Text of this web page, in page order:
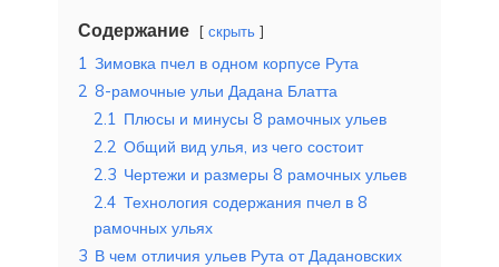
Содержание скрыть
1 Зимовка пчел в одном корпусе Рута
2 8-рамочные ульи Дадана Блатта
2.1 Плюсы и минусы 8 рамочных ульев
2.2 Общий вид улья, из чего состоит
2.3 Чертежи и размеры 8 рамочных ульев
2.4 Технология содержания пчел в 8
рамочных ульях
3 В чем отличия ульев Рута от Дадановских